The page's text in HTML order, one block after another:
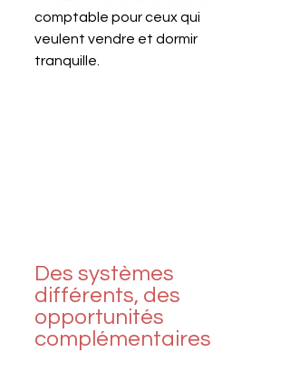
comptable pour ceux qui
veulent vendre et dormir
tranquille.
Des systèmes
différents, des
opportunités
complémentaires